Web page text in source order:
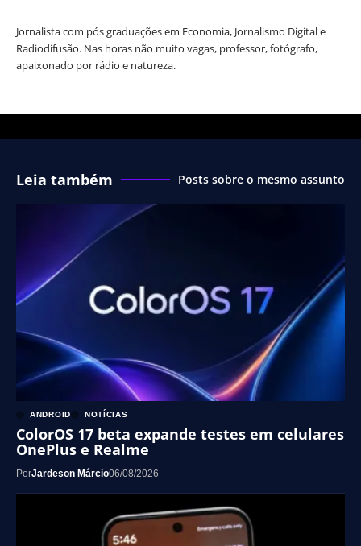
Jornalista com pós graduações em Economia, Jornalismo Digital e
Radiodifusão. Nas horas não muito vagas, professor, fotógrafo,
apaixonado por rádio e natureza.
Leia também Posts sobre o mesmo assunto
ANDROID NOTÍCIAS
ColorOS 17 beta expande testes em celulares
OnePlus e Realme
PorJardeson Márcio06/08/2026